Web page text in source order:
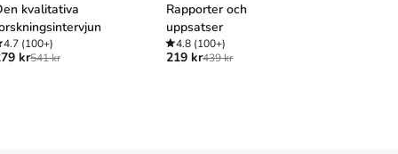
kvalitativa
4.7(100+)
kr541 kr
Rapporter och
uppsatser
4.8 (100+)
219 kr439 kr